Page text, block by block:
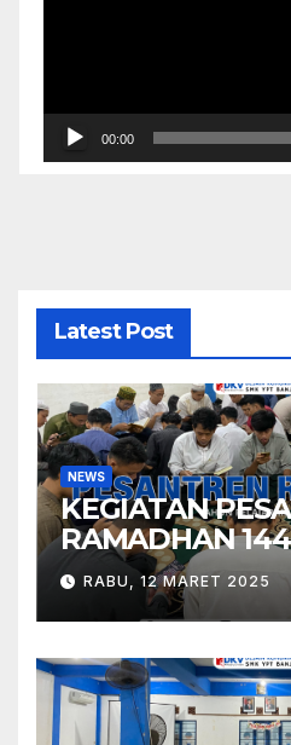
00:00
Latest Post
NEWS
KEGIATAN
RAMADHAN
RABU, 12 MARET 2025